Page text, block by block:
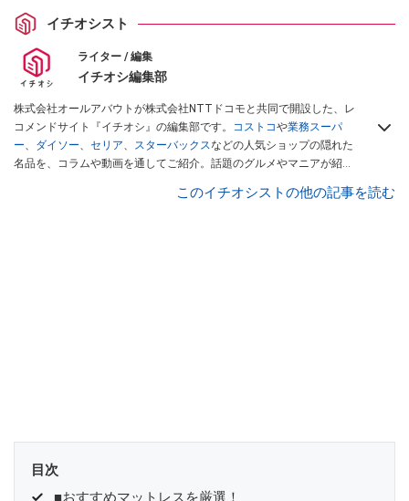
イチオシスト
ライター / 編集
イチオシ編集部
株式会社オールアバウトが株式会社NTTドコモと共同で開設した、レ
コメンドサイト『イチオシ』の編集部です。 コストコや業務スーパ
ー、 ダイソー、 セリア、 スターバックスなどの人気ショップの隠れた
名品を、コラムや動画を通してご紹介。話題のグルメやマニアが紹介
インフルエンサーが実際に使用してレビューしています。毎日トレン
このイチオシストの他の記事を読む
目次
■おすすめマットレスを厳選！